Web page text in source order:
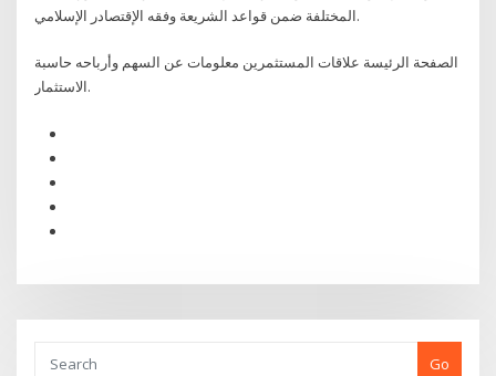
المختلفة ضمن قواعد الشريعة وفقه الإقتصادر الإسلامي.
الصفحة الرئيسة علاقات المستثمرين معلومات عن السهم وأرباحه حاسبة
الاستثمار.
Go